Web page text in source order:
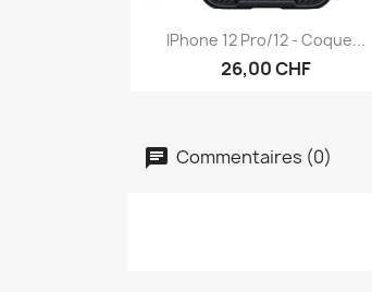
 Aperçu rapide
IPhone 12 Pro/12 - Coque...
26,00 CHF
Commentaires (0)